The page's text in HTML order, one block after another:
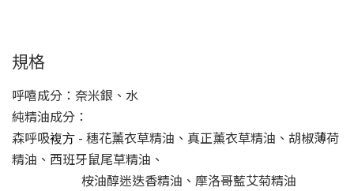
規格
呼嘻成分：奈米銀、水
純精油成分：
森呼吸複方 - 穗花薰衣草精油、真正薰衣草精油、胡椒薄荷
精油、西班牙鼠尾草精油、
桉油醇迷迭香精油、摩洛哥藍艾菊精油